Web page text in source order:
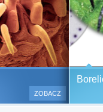
Bezbolesne testy alergiczne
500 alergenów oraz zabiegi
odczulające.
ZOBACZ